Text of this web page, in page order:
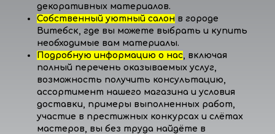
декоративных материалов.
Собственный уютный салон в городе
Витебск, где вы можете выбрать и купить
необходимые вам материалы.
Подробную информацию о нас, включая
полный перечень оказываемых услуг,
возможность получить консультацию,
ассортимент нашего магазина и условия
доставки, примеры выполненных работ,
участие в престижных конкурсах и слётах
мастеров, вы без труда найдёте в